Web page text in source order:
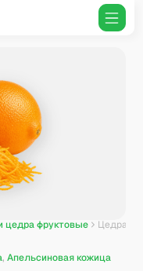
цедра фруктовые
,Апельсиновая кожица